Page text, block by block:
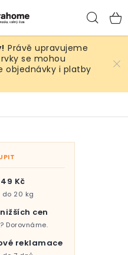
Právě upravujeme
se mohou
objednávky i platby
Kč
do 20 kg
cen
Dorovnáme.
reklamace